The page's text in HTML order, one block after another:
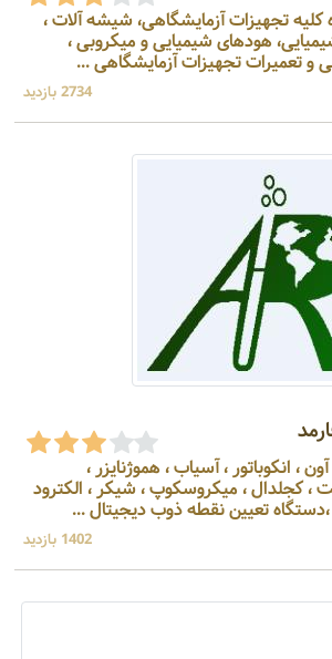
وارد کننده ، فروشنده کلیه تجهیزات آزمایشگاهی، شیشه آلات ،
هودهای شیمیایی و میکروبی ،
و تعمیرات تجهیزات آزمایشگاهی ...
2734 بازدید
، آون ، انکوباتور ، آسیاب ، هموژنایزر ،
، کجلدال ، میکروسکوپ ، شیکر ، الکترود
تعیین نقطه ذوب دیجیتال ...
1402 بازدید